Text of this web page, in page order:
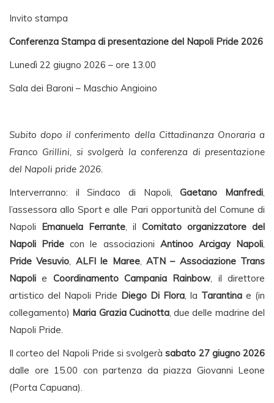
Invito stampa
Conferenza Stampa di presentazione del Napoli Pride 2026
Lunedì 22 giugno 2026 – ore 13.00
Sala dei Baroni – Maschio Angioino
Subito dopo il conferimento della Cittadinanza Onoraria a
Franco Grillini, si svolgerà la conferenza di presentazione
del Napoli pride 2026.
Interverranno: il Sindaco di Napoli,Gaetano Manfredi
l’assessora allo Sport e alle Pari opportunità del Comune di
Napoli Emanuela Ferrante , il Comitato organizzatore del
Napoli Pride con le associazioni Antinoo Arcigay Napoli
Pride Vesuvio ALFI le Maree, ATN – Associazione Trans
Napoli e Coordinamento Campania Rainbow, il direttore
artistico del Napoli Pride Diego Di Flora , la Tarantina e (in
collegamento) Maria Grazia Cucinotta, due delle madrine del
Napoli Pride.
Il corteo del Napoli Pride si svolgeràsabato 27 giugno 2026
dalle ore 15.00 con partenza da piazza Giovanni Leone
(Porta Capuana).